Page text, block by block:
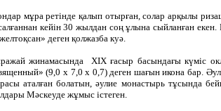
мұра ретінде қалып отырған, солар арқылы
кейін 30 жылдан соң ұлына сыйланған
деген қолжазба куә.
жинамасында ХІХ ғасыр басындағы күміс
(9,0 х 7,0 х 0,7) деген шағын икона бар.
аталған болатын, әулие монастырь тұсында
Мәскеуде жұмыс істеген.